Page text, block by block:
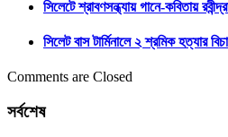
সিলেটে শ্রাবণসন্ধ্যায় গানে-কবিতায়
সিলেট বাস টার্মিনালে ২ শ্রমিক হত্যার
Comments are Closed
সর্বশেষ